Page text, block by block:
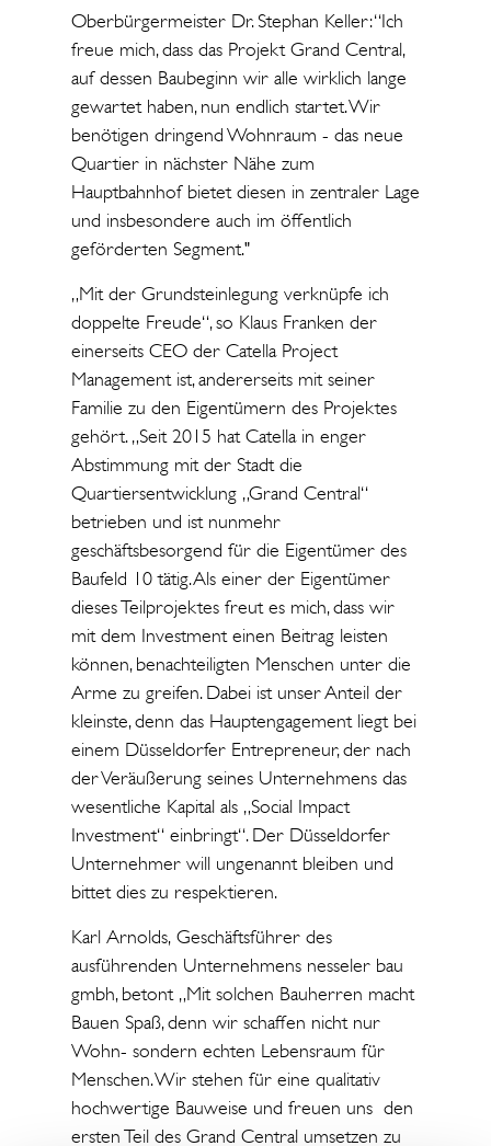
Oberbürgermeister Dr. Stephan Keller: “Ich
freue mich, dass das Projekt Grand Central,
auf dessen Baubeginn wir alle wirklich lange
gewartet haben, nun endlich startet. Wir
benötigen dringend Wohnraum - das neue
Quartier in nächster Nähe zum
Hauptbahnhof bietet diesen in zentraler Lage
und insbesondere auch im öffentlich
geförderten Segment."
„Mit der Grundsteinlegung verknüpfe ich
doppelte Freude“, so Klaus Franken der
einerseits CEO der Catella Project
Management ist, andererseits mit seiner
Familie zu den Eigentümern des Projektes
gehört. „Seit 2015 hat Catella in enger
Abstimmung mit der Stadt die
Quartiersentwicklung „Grand Central“
betrieben und ist nunmehr
geschäftsbesorgend für die Eigentümer des
Baufeld 10 tätig. Als einer der Eigentümer
dieses Teilprojektes freut es mich, dass wir
mit dem Investment einen Beitrag leisten
können, benachteiligten Menschen unter die
Arme zu greifen. Dabei ist unser Anteil der
kleinste, denn das Hauptengagement liegt bei
einem Düsseldorfer Entrepreneur, der nach
der Veräußerung seines Unternehmens das
wesentliche Kapital als „Social Impact
Investment“ einbringt“. Der Düsseldorfer
Unternehmer will ungenannt bleiben und
bittet dies zu respektieren.
Karl Arnolds, Geschäftsführer des
ausführenden Unternehmens nesseler bau
gmbh, betont „Mit solchen Bauherren macht
Bauen Spaß, denn wir schaffen nicht nur
Wohn- sondern echten Lebensraum für
Menschen. Wir stehen für eine qualitativ
hochwertige Bauweise und freuen uns den
ersten Teil des Grand Central umsetzen zu